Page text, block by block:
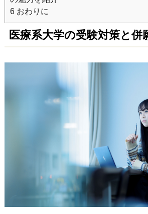
6 おわりに
医療系大学の受験対策と併